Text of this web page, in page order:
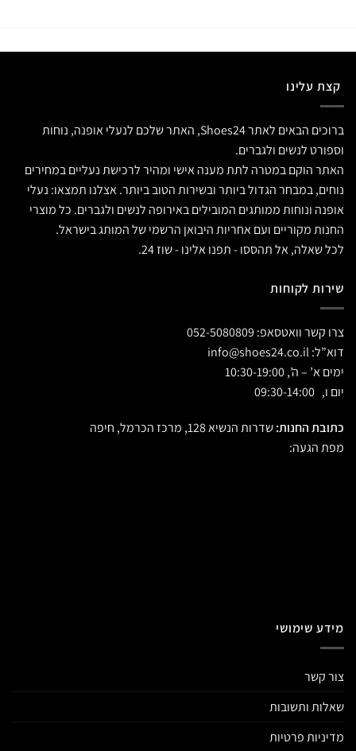
קצת עלינו
ברוכים הבאים לאתר Shoes24, האתר שלכם לנעלי אופנה, נוחות
וספורט לנשים ולגברים.
האתר הוקם במטרה לתת מענה אישי ומהיר לרכישת נעליים במחירים
נוחים, במבחר הגדול ביותר ובשירות הטוב ביותר. אצלנו תמצאו: נעלי
אופנה ונוחות ממותגים המובילים באירופה לנשים ולגברים. כל מוצרי
החנות מקוריים ועם אחריות היבואן הרשמי של המותג בישראל.
לכל שאלה, אל תהססו - תפנו אלינו - שוז 24.
שירות לקוחות
צרו קשר וואטסאפ: 052-5080809
דוא”ל:
ימים א’ – ה’, 10:30-19:00
יום ו, 09:30-14:00
כתובת החנות:שדרות הנשיא 128, מרכז הכרמל, חיפה
מפת הגעה:
מידע שימושי
צור קשר
שאלות ותשובות
מדיניות פרטיות